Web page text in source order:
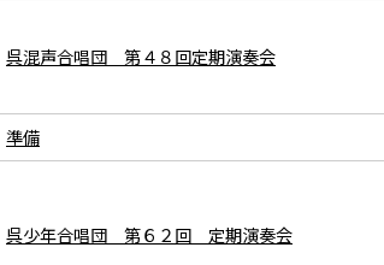
呉混声合唱団 第４８回定期演奏会
準備
呉少年合唱団 第６２回 定期演奏会